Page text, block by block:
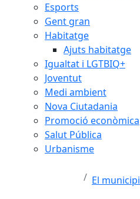
Esports
Gent gran
Habitatge
Ajuts habitatge
Igualtat i LGTBIQ+
Joventut
Medi ambient
Nova Ciutadania
Promoció econòmica
Salut Pública
Urbanisme
El municipi